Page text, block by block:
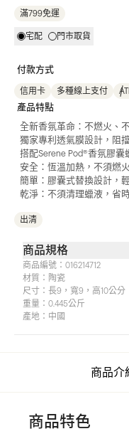
滿799免運
宅配 門市取貨
付款方式
信用卡 多種線上支付
產品特點
全新香氛革命：不燃火、
獨家專利透氣膜設計，阻
搭配Serene Pod®香氛膠
安全：恆溫加熱，不須燃
簡單：膠囊式替換設計，
乾淨：不須清理蠟液，省
出清
商品規格
商品編號： 016214712
材質： 陶瓷
尺寸： 長9，寬9，高10公分
重量： 0.445公斤
產地： 中國
商品介
商品特色